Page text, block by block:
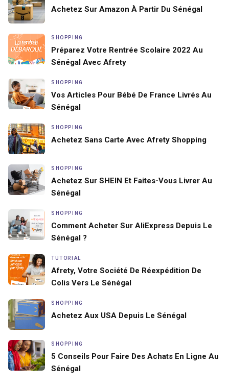
Achetez Sur Amazon À Partir Du Sénégal
SHOPPING
Préparez Votre Rentrée Scolaire 2022 Au
Sénégal Avec Afrety
SHOPPING
Vos Articles Pour Bébé De France Livrés Au
Sénégal
SHOPPING
Achetez Sans Carte Avec Afrety Shopping
SHOPPING
Achetez Sur SHEIN Et Faites-Vous Livrer Au
Sénégal
SHOPPING
Comment Acheter Sur AliExpress Depuis Le
Sénégal ?
TUTORIAL
Afrety, Votre Société De Réexpédition De
Colis Vers Le Sénégal
SHOPPING
Achetez Aux USA Depuis Le Sénégal
SHOPPING
5 Conseils Pour Faire Des Achats En Ligne Au
Sénégal